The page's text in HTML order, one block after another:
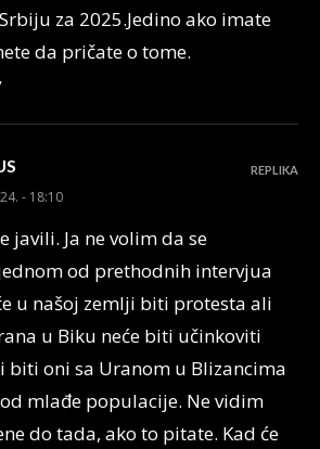
za 2025.Jedino ako imate
da pričate o tome.
- 18:10
javili. Ja ne volim da se
od prethodnih intervjua
u našoj zemlji biti protesta ali
u Biku neće biti učinkoviti
biti oni sa Uranom u Blizancima
mlađe populacije. Ne vidim
do tada, ako to pitate. Kad će
REPLIKA